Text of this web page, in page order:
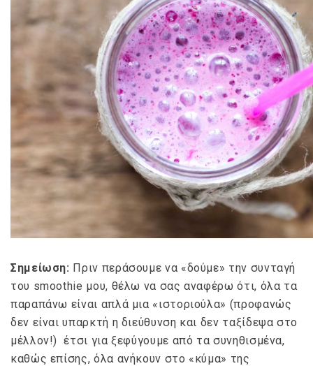
Σημείωση: Πριν περάσουμε να «δούμε» την συνταγή
του smoothie μου, θέλω να σας αναφέρω ότι, όλα τα
παραπάνω είναι απλά μια «ιστοριούλα» (προφανώς
δεν είναι υπαρκτή η διεύθυνση και δεν ταξίδεψα στο
μέλλον!) έτσι για ξεφύγουμε από τα συνηθισμένα,
καθώς επίσης, όλα ανήκουν στο «κύμα» της